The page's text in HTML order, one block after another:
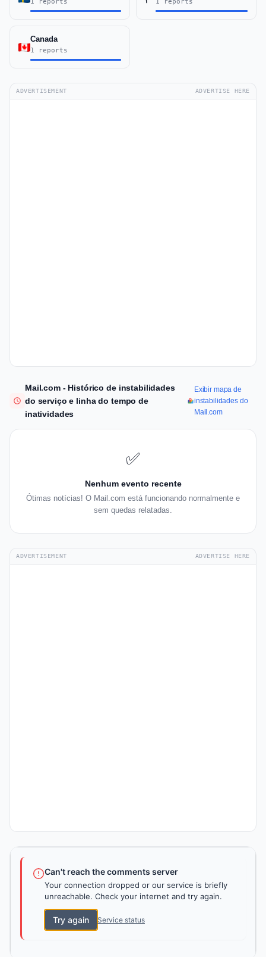
1 reports 1 reports
Canada
1 reports
ADVERTISEMENT ADVERTISE HERE
Mail.com - Histórico de instabilidades
do serviço e linha do tempo de
inatividades
Exibir mapa de
instabilidades do
Mail.com
✅
Nenhum evento recente
Ótimas notícias! O Mail.com está funcionando normalmente e
sem quedas relatadas.
ADVERTISEMENT ADVERTISE HERE
Can't reach the comments server
Your connection dropped or our service is briefly
unreachable. Check your internet and try again.
Try again Service status